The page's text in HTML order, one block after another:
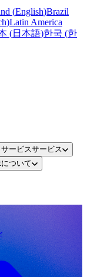
(English)Brazil
)Latin America
(日本語)한국 (한
サービスサービス
ついて